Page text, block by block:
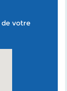
votre